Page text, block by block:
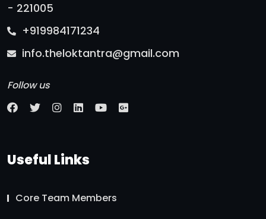
- 221005
+919984171234
info.theloktantra@gmail.com
Follow us
Useful Links
Core Team Members